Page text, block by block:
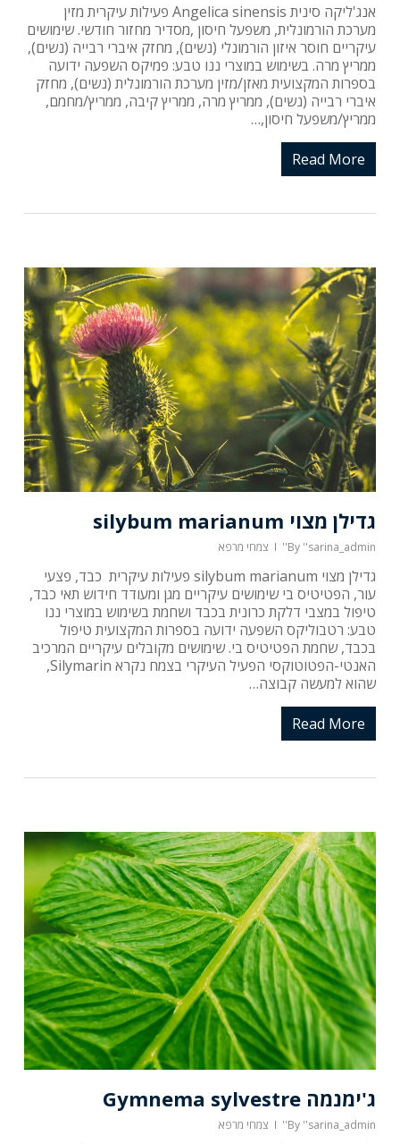
אנג'ליקה סינית Angelica sinensis פעילות עיקרית מזין
מערכת הורמונלית, משפעל חיסון ,מסדיר מחזור חודשי. שימושים
עיקריים חוסר איזון הורמונלי (נשים), מחזק איברי רבייה (נשים),
ממריץ מרה. בשימוש במוצרי ננו טבע: פמיקס השפעה ידועה
בספרות המקצועית מאזן/מזין מערכת הורמונלית (נשים), מחזק
איברי רבייה (נשים), ממריץ מרה, ממריץ קיבה, ממריץ/מחמם,
ממריץ/משפעל חיסון,…
Read More
גדילן מצוי silybum marianum
By ''sarina_admin'' צמחי מרפא
גדילן מצוי silybum marianum פעילות עיקרית כבד, פצעי
עור, הפטיטיס בי שימושים עיקריים מגן ומעודד חידוש תאי כבד,
טיפול במצבי דלקת כרונית בכבד ושחמת בשימוש במוצרי ננו
טבע: רטבוליקס השפעה ידועה בספרות המקצועית טיפול
בכבד, שחמת הפטיטיס בי. שימושים מקובלים עיקריים המרכיב
האנטי-הפטוטוקסי הפעיל העיקרי בצמח נקרא Silymarin,
שהוא למעשה קבוצה…
Read More
ג'ימנמה Gymnema sylvestre
By ''sarina_admin'' צמחי מרפא